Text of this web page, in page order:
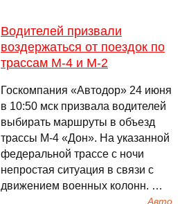
Водителей призвали
воздержаться от поездок по
трассам М-4 и М-2
Госкомпания «Автодор» 24 июня
в 10:50 мск призвала водителей
выбирать маршруты в объезд
трассы М-4 «Дон». На указанной
федеральной трассе с ночи
непростая ситуация в связи с
движением военных колонн. …
Авто